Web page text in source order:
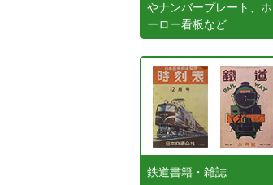
やナンバープレート、ホ
ーロー看板など
鉄道書籍・雑誌